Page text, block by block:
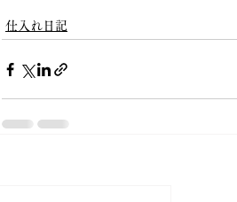
仕入れ日記